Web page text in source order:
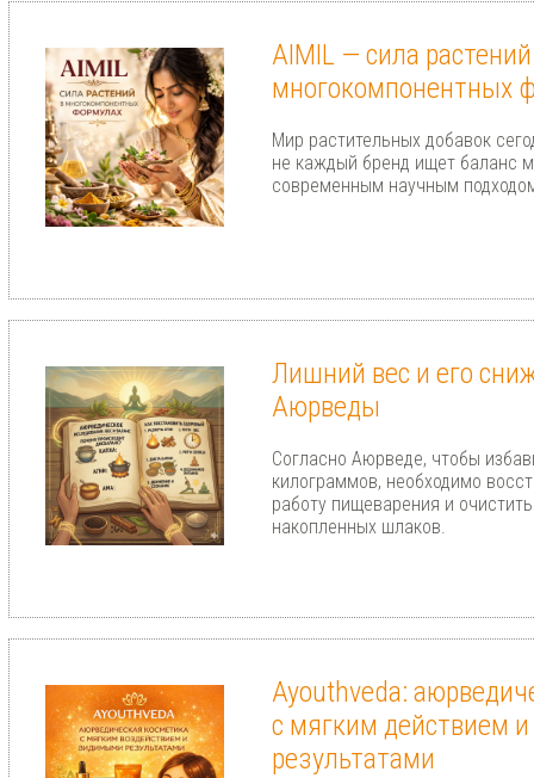
AIMIL — сила
многокомпонентных
Мир растительных добавок
не каждый бренд ищет баланс
современным научным
Лишний вес и его
Аюрведы
Согласно Аюрведе, чтобы
килограммов, необходимо
работу пищеварения и
накопленных шлаков.
Ayouthveda:
с мягким действием
результатами